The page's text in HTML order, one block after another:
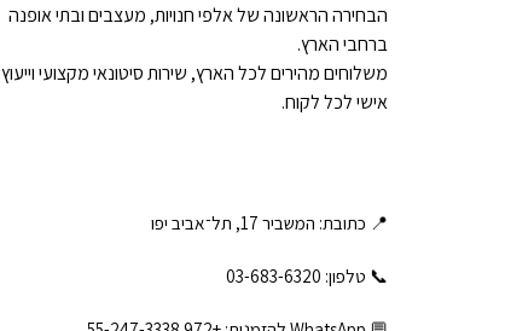
הבחירה הראשונה של אלפי חנויות, מעצבים ובתי אופנה
ברחבי הארץ.
משלוחים מהירים לכל הארץ, שירות סיטונאי מקצועי וייעוץ
אישי לכל לקוח.
📍 כתובת: המשביר 17, תל־אביב יפו
📞 טלפון: ‎03-683-6320